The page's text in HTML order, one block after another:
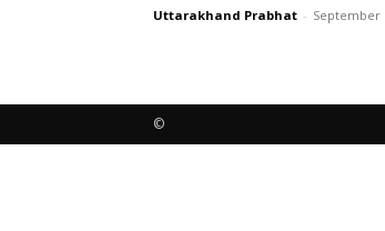
Uttarakhand Prabhat - September
©